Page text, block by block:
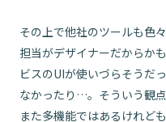
その上で他社のツールも色
担当がデザイナーだからか
ビスのUIが使いづらそうだ
なかったり…。そういう観
また多機能ではあるけれど